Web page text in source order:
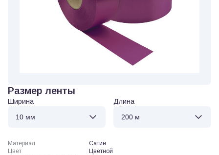
Размер ленты
Ширина Длина
Материал
Сатин
Цвет
Цветной